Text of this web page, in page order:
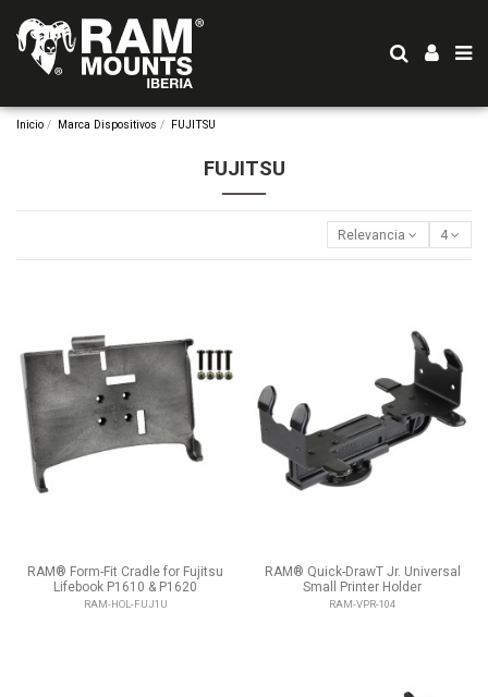
Inicio Marca Dispositivos FUJITSU
FUJITSU
Relevancia 4
RAM® Form-Fit Cradle for Fujitsu
Lifebook P1610 & P1620
RAM-HOL-FUJ1U
RAM® Quick-DrawT Jr. Universal
Small Printer Holder
RAM-VPR-104